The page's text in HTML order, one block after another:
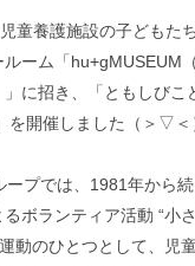
童養護施設の子どもた
ルーム「hu+gMUSEUM
」に招き、「ともしびこ
を開催しました（＞▽＜
ープでは、1981年から
ボランティア活動 “小
動のひとつとして、児